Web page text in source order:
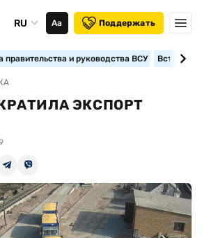
RU Аа Поддержать
правительства и руководства ВСУ
ЭКСПОРТ